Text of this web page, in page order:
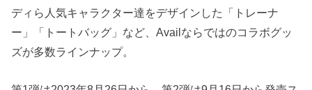
ディら人気キャラクター達をデザインした「トレーナ
ー」「トートバッグ」など、Availならではのコラボグッ
ズが多数ラインナップ。